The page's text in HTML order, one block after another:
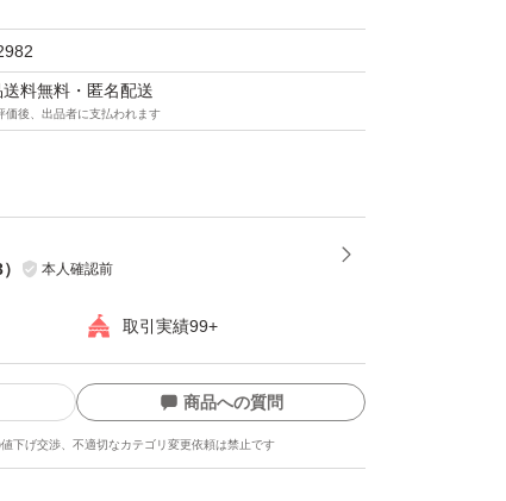
料無料・匿名配送
価後、出品者に支払われます
） 本人確認前
取引実績99+
商品への質問
下げ交渉、不適切なカテゴリ変更依頼は禁止です